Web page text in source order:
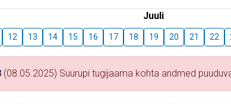
Juuli
12 13 14 15 16 17 18 19 20 21 22
(08.05.2025) Suurupi tugijaama kohta andmed